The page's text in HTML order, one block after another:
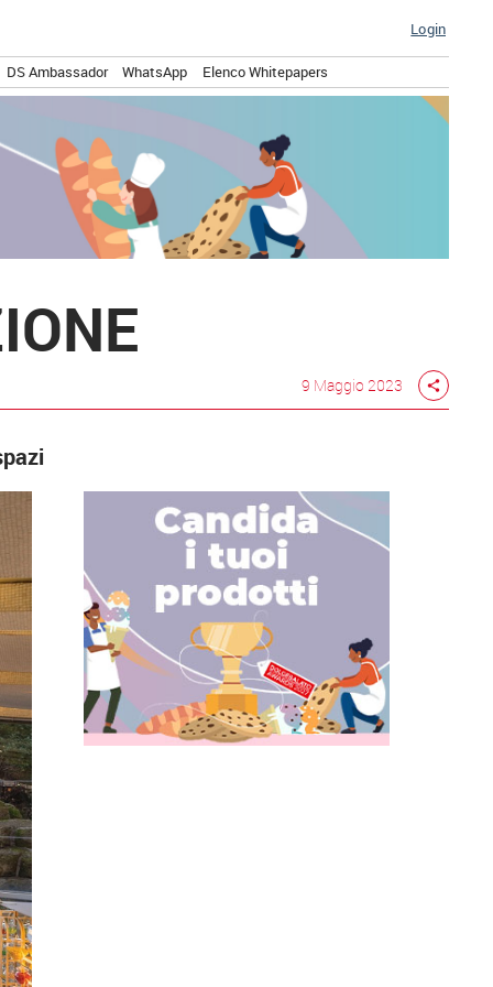
Login
DS Ambassador WhatsApp Elenco Whitepapers
9 Maggio 2023 share